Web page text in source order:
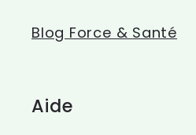
Blog Force & Santé
Aide